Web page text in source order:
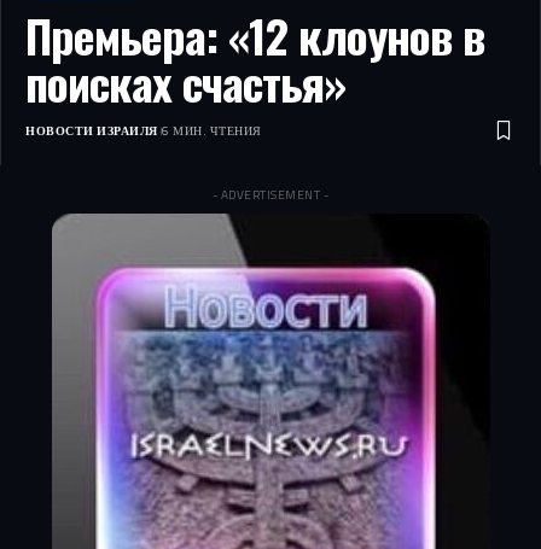
Премьера: «12 клоунов в
поисках счастья»
НОВОСТИ ИЗРАИЛЯ 6 МИН. ЧТЕНИЯ
- ADVERTISEMENT -